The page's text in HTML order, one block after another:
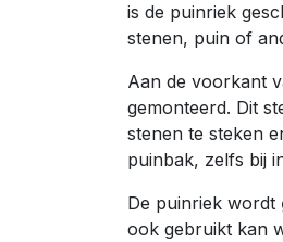
is de puinriek
stenen, puin of
Aan de voorkant
gemonteerd. Dit
stenen te steken
puinbak, zelfs bij
De puinriek wordt
ook gebruikt kan